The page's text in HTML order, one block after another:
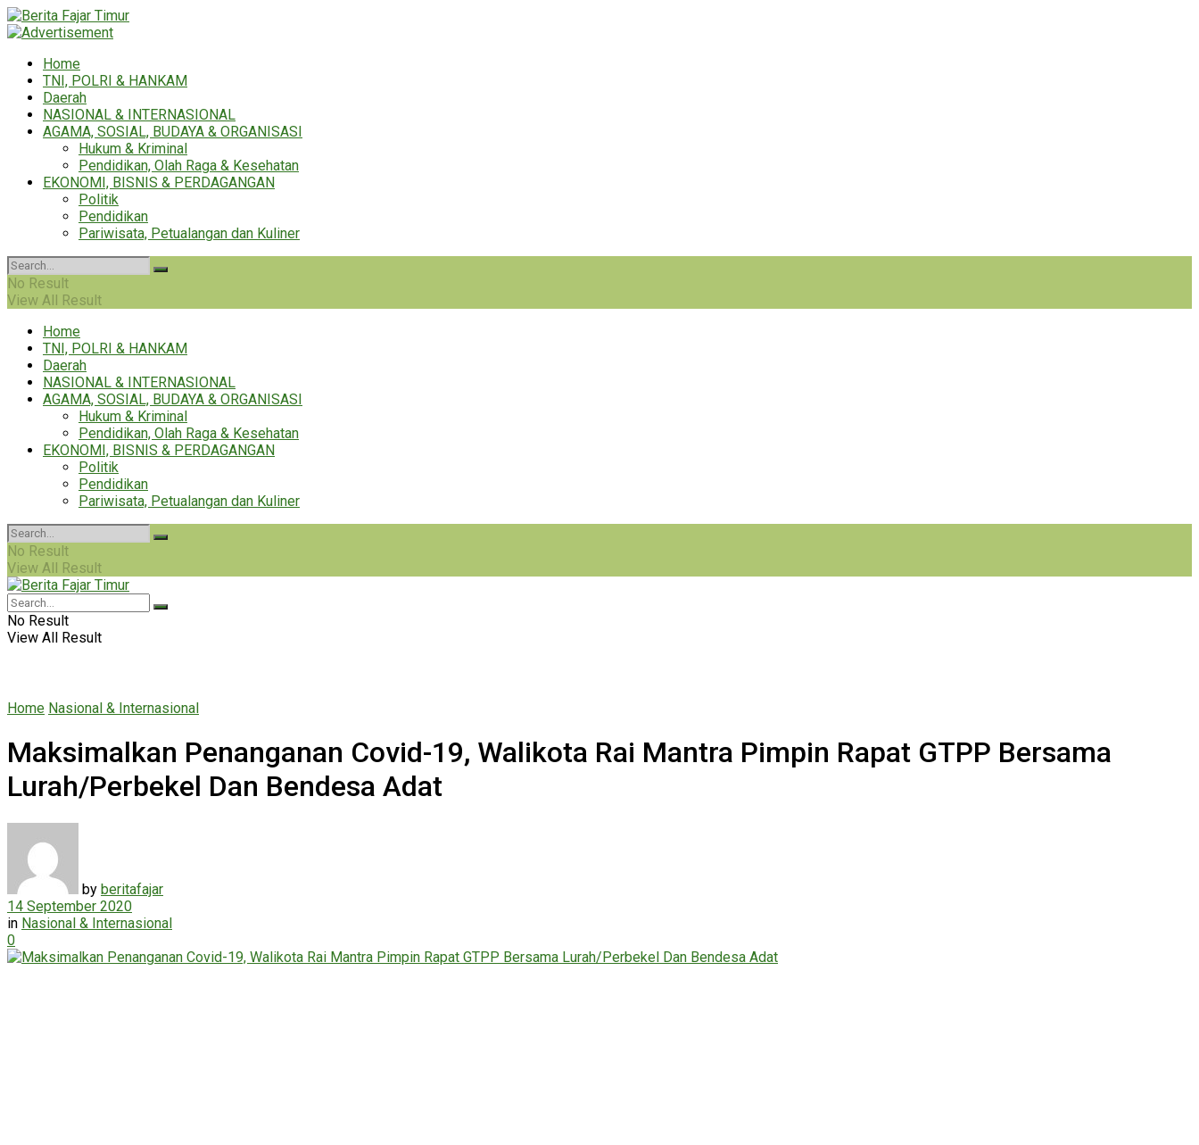
Home
TNI, POLRI & HANKAM
Daerah
NASIONAL & INTERNASIONAL
AGAMA, SOSIAL, BUDAYA & ORGANISASI
Hukum & Kriminal
Pendidikan, Olah Raga & Kesehatan
EKONOMI, BISNIS & PERDAGANGAN
Politik
Pendidikan
Pariwisata, Petualangan dan Kuliner
No Result
View All Result
Home
TNI, POLRI & HANKAM
Daerah
NASIONAL & INTERNASIONAL
AGAMA, SOSIAL, BUDAYA & ORGANISASI
Hukum & Kriminal
Pendidikan, Olah Raga & Kesehatan
EKONOMI, BISNIS & PERDAGANGAN
Politik
Pendidikan
Pariwisata, Petualangan dan Kuliner
No Result
View All Result
No Result
View All Result
Home Nasional & Internasional
Maksimalkan Penanganan Covid-19, Walikota Rai Mantra Pimpin Rapat GTPP Bersama
Lurah/Perbekel Dan Bendesa Adat
by beritafajar
14 September 2020
in Nasional & Internasional
0